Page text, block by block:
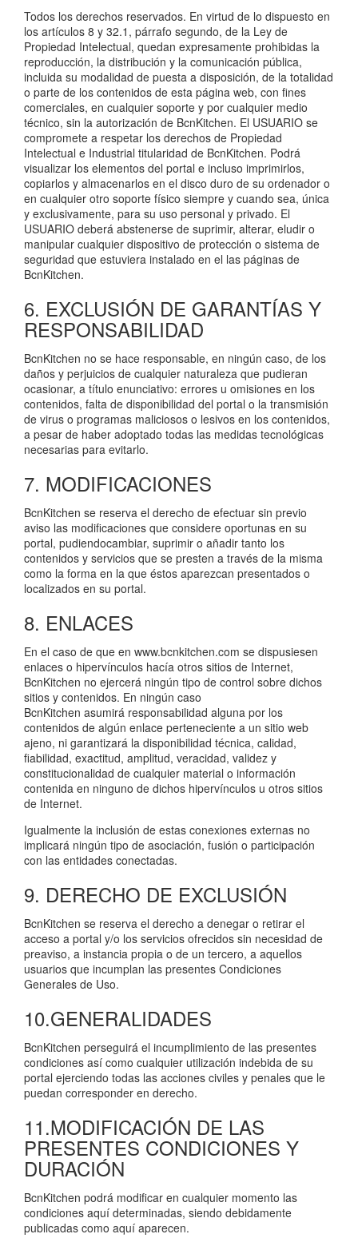
Todos los derechos reservados. En virtud de lo dispuesto en
los artículos 8 y 32.1, párrafo segundo, de la Ley de
Propiedad Intelectual, quedan expresamente prohibidas la
reproducción, la distribución y la comunicación pública,
incluida su modalidad de puesta a disposición, de la totalidad
o parte de los contenidos de esta página web, con fines
comerciales, en cualquier soporte y por cualquier medio
técnico, sin la autorización de BcnKitchen. El USUARIO se
compromete a respetar los derechos de Propiedad
Intelectual e Industrial titularidad de BcnKitchen. Podrá
visualizar los elementos del portal e incluso imprimirlos,
copiarlos y almacenarlos en el disco duro de su ordenador o
en cualquier otro soporte físico siempre y cuando sea, única
y exclusivamente, para su uso personal y privado. El
USUARIO deberá abstenerse de suprimir, alterar, eludir o
manipular cualquier dispositivo de protección o sistema de
seguridad que estuviera instalado en el las páginas de
BcnKitchen.
6. EXCLUSIÓN DE GARANTÍAS Y
RESPONSABILIDAD
BcnKitchen no se hace responsable, en ningún caso, de los
daños y perjuicios de cualquier naturaleza que pudieran
ocasionar, a título enunciativo: errores u omisiones en los
contenidos, falta de disponibilidad del portal o la transmisión
de virus o programas maliciosos o lesivos en los contenidos,
a pesar de haber adoptado todas las medidas tecnológicas
necesarias para evitarlo.
7. MODIFICACIONES
BcnKitchen se reserva el derecho de efectuar sin previo
aviso las modificaciones que considere oportunas en su
portal, pudiendocambiar, suprimir o añadir tanto los
contenidos y servicios que se presten a través de la misma
como la forma en la que éstos aparezcan presentados o
localizados en su portal.
8. ENLACES
En el caso de que en www.bcnkitchen.com se dispusiesen
enlaces o hipervínculos hacía otros sitios de Internet,
BcnKitchen no ejercerá ningún tipo de control sobre dichos
sitios y contenidos. En ningún caso
BcnKitchen asumirá responsabilidad alguna por los
contenidos de algún enlace perteneciente a un sitio web
ajeno, ni garantizará la disponibilidad técnica, calidad,
fiabilidad, exactitud, amplitud, veracidad, validez y
constitucionalidad de cualquier material o información
contenida en ninguno de dichos hipervínculos u otros sitios
de Internet.
Igualmente la inclusión de estas conexiones externas no
implicará ningún tipo de asociación, fusión o participación
con las entidades conectadas.
9. DERECHO DE EXCLUSIÓN
BcnKitchen se reserva el derecho a denegar o retirar el
acceso a portal y/o los servicios ofrecidos sin necesidad de
preaviso, a instancia propia o de un tercero, a aquellos
usuarios que incumplan las presentes Condiciones
Generales de Uso.
10.GENERALIDADES
BcnKitchen perseguirá el incumplimiento de las presentes
condiciones así como cualquier utilización indebida de su
portal ejerciendo todas las acciones civiles y penales que le
puedan corresponder en derecho.
11.MODIFICACIÓN DE LAS
PRESENTES CONDICIONES Y
DURACIÓN
BcnKitchen podrá modificar en cualquier momento las
condiciones aquí determinadas, siendo debidamente
publicadas como aquí aparecen.